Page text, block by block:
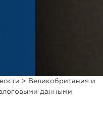
> Великобритания и
данными